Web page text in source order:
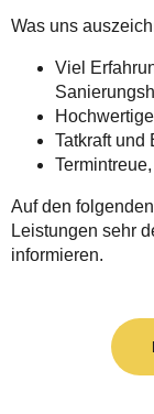
Was uns
Viel
Tatkraft und
Auf den
Leistungen sehr
informieren.